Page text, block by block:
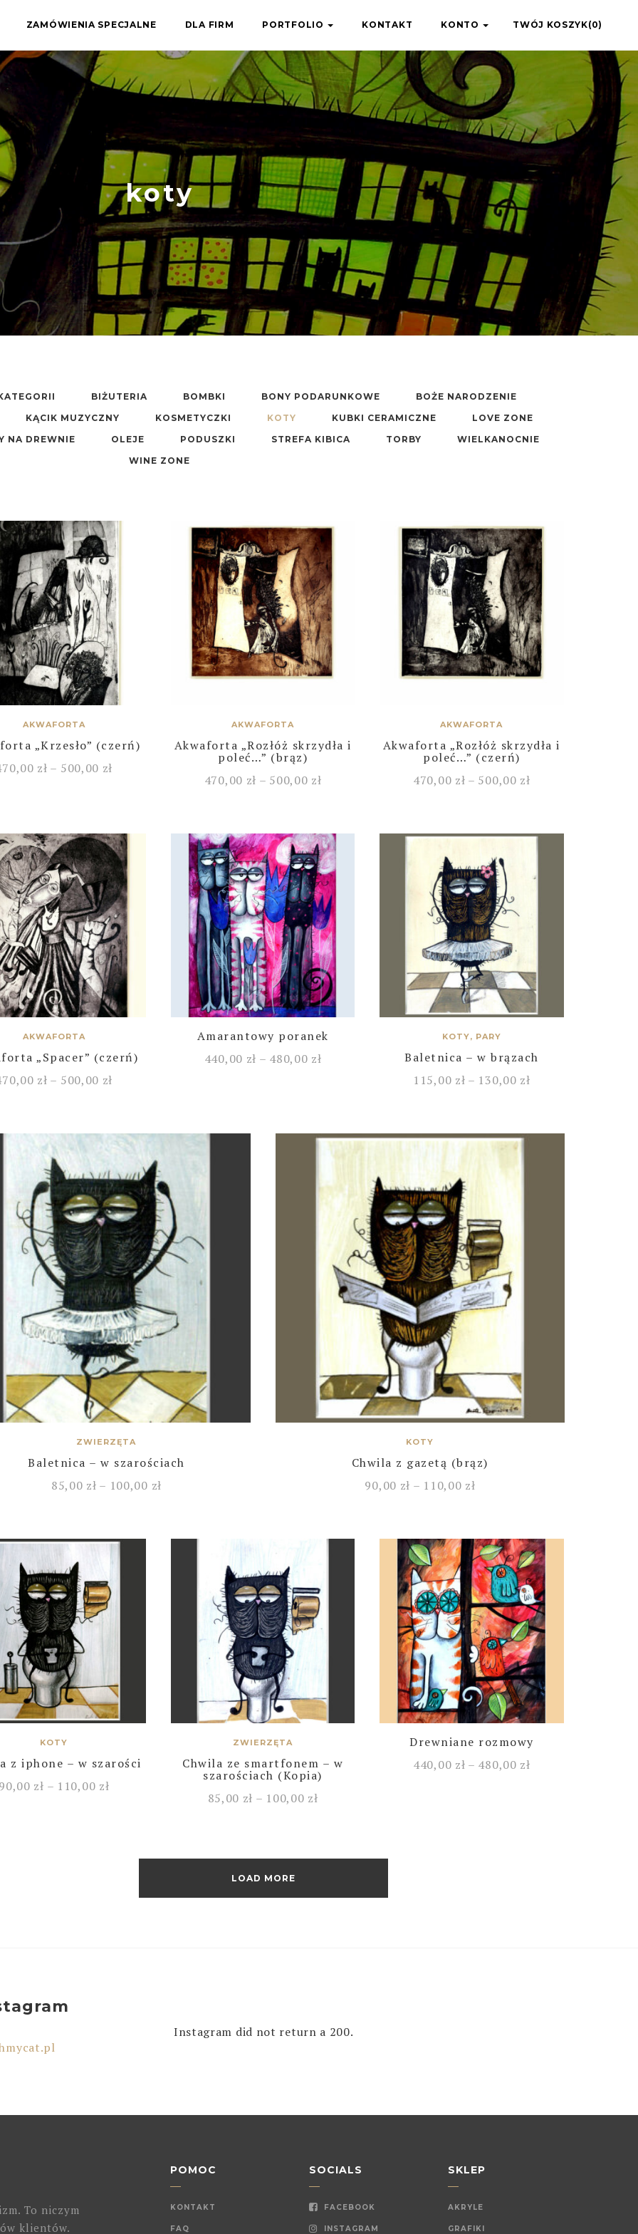
ZAMÓWIENIA SPECJALNE DLA FIRM PORTFOLIO KONTAKT KONTO TWÓJ KOSZYK(0)
koty
BIŻUTERIA BOMBKI BONY PODARUNKOWE
BOŻE NARODZENIE
KĄCIK MUZYCZNY
KOSMETYCZKI KOTY KUBKI CERAMICZNE
LOVE ZONE
NA DREWNIE
OLEJE PODUSZKI STREFA KIBICA TORBY
WIELKANOCNIE
WINE ZONE
AKWAFORTA
„Krzesło” (czerń)
zł – 500,00 zł
AKWAFORTA
Akwaforta „Rozłóż skrzydła i
poleć…” (brąz)
470,00 zł – 500,00 zł
AKWAFORTA
Akwaforta „Rozłóż skrzydła i
poleć…” (czerń)
470,00 zł – 500,00 zł
AKWAFORTA
„Spacer” (czerń)
zł – 500,00 zł
Amarantowy poranek
440,00 zł – 480,00 zł
KOTY, PARY
Baletnica – w brązach
115,00 zł – 130,00 zł
ZWIERZĘTA
Baletnica – w szarościach
85,00 zł – 100,00 zł
KOTY
Chwila z gazetą (brąz)
90,00 zł – 110,00 zł
KOTY
z iphone – w szarości
zł – 110,00 zł
ZWIERZĘTA
Chwila ze smartfonem – w
szarościach (Kopia)
85,00 zł – 100,00 zł
Drewniane rozmowy
440,00 zł – 480,00 zł
LOAD MORE
Instagram did not return a 200.
To niczym
klientów.
POMOC
KONTAKT
FAQ
SOCIALS
FACEBOOK
INSTAGRAM
SKLEP
AKRYLE
GRAFIKI